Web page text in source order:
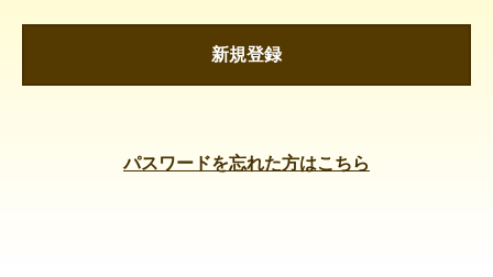
新規登録
パスワードを忘れた方はこちら